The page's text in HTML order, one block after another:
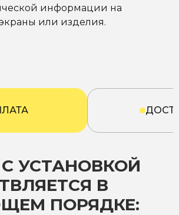
информации на
или изделия.
УСТАНОВКОЙ
В
ПОРЯДКЕ: